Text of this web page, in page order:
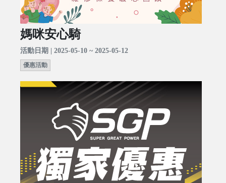
媽咪安心騎
活動日期 | 2025-05-10 ~ 2025-05-12
優惠活動